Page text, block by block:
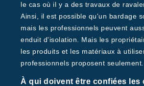
le cas où il y a des travaux de
Ainsi, il est possible qu'un bardage
mais les professionnels peuvent
enduit d'isolation. Mais les
les produits et les matériaux à
professionnels proposent seulement.
À qui doivent être confiées les